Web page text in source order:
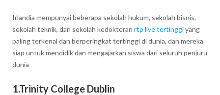
Irlandia mempunyai beberapa sekolah hukum, sekolah bisnis,
sekolah teknik, dan sekolah kedokteran rtp live tertinggiyang
paling terkenal dan berperingkat tertinggi di dunia, dan mereka
siap untuk mendidik dan mengajarkan siswa dari seluruh penjuru
dunia
1.Trinity College Dublin